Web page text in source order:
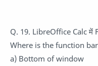
Q. 19. LibreOffice Calc में
Where is the function
a) Bottom of window